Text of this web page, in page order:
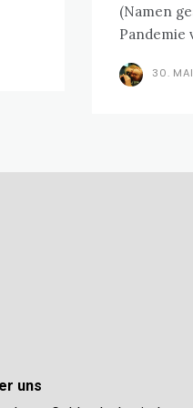
(Namen
Pandemie
30.
uns